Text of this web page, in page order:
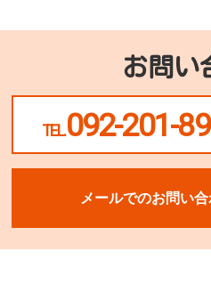
お問い
TEL.092-201-
メールでのお問い